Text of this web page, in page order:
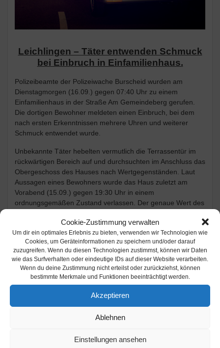
Cookie-Zustimmung verwalten
Um dir ein optimales Erlebnis zu bieten, verwenden wir Technologien wie
Cookies, um Geräteinformationen zu speichern und/oder darauf
zuzugreifen. Wenn du diesen Technologien zustimmst, können wir Daten
wie das Surfverhalten oder eindeutige IDs auf dieser Website verarbeiten.
Wenn du deine Zustimmung nicht erteilst oder zurückziehst, können
bestimmte Merkmale und Funktionen beeinträchtigt werden.
Akzeptieren
Ablehnen
Einstellungen ansehen
Leichlingen – Täter entwenden Schmuck
bei Einbruch in Einfamilienhaus.
Polizeibeamte der Polizeiwache Burscheid wurden am
Dienstagmorgen (16.09.) gegen 07:40 Uhr zu einem
Einfamilienhaus in der Straße Am Gemeindeberg gerufen.
Die dortigen Bewohner meldeten einen Einbruch, bei dem
nach ersten Erkenntnissen mehrere Uhren und weiterer
Schmuck entwendet wurde.
Unbekannte Täter hebelten vermutlich die Terrassentür im
rückwärtigen Bereich auf und durchsuchten im Anschluss das
Obergeschoss des Hauses nach Wertgegenständen. Laut
Aussagen eines Bewohners wurde das Haus zuletzt am
Vorabend (15.09.) gegen 19:30 Uhr in einem
ordnungsgemäßen Zustand verlassen. Der genaue Wert des
Anzeigenaufnahme noch nicht eindeutig beziffert werden.
Die Polizei nahm eine entsprechende Strafanzeige auf und
führte eine Spurensicherung am Tatort durch. Wer Hinweise
zu diesem Einbruch geben kann, wird gebeten sich unter der
Rufnummer 02202 205-0 an das zuständige
Kriminalkommissariat 2 der Polizei Rhein-Berg zu wenden.
Die Kolleginnen und Kollegen der Kriminalprävention bieten
Beratung zum Thema Einbruchschutz an. Bei Interesse an
Expertinnen und Experten unter der Rufnummer 02202 205-